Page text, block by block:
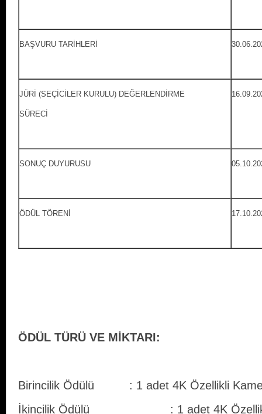
BAŞVURU TARİHLERİ
JÜRİ (SEÇİCİLER KURULU) DEĞERLENDİRMЕ
SÜRECİ
SONUÇ DUYURUSU
ÖDÜL TÖRENİ
ÖDÜL TÜRÜ VE MİKTARI:
Birincilik Ödülü : 1 adet 4K Özellikli
İkincilik Ödülü : 1 adet 4K Özellikli